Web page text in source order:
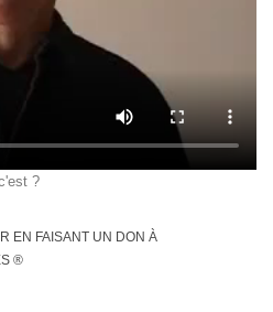
?
EN FAISANT UN DON À
®